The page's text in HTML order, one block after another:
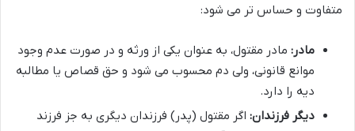
متفاوت و حساس تر می شود:
مادر: مادر مقتول، به عنوان یکی از ورثه و در صورت عدم وجود
موانع قانونی، ولی دم محسوب می شود و حق قصاص یا مطالبه
دیه را دارد.
دیگر فرزندان: اگر مقتول (پدر) فرزندان دیگری به جز فرزند